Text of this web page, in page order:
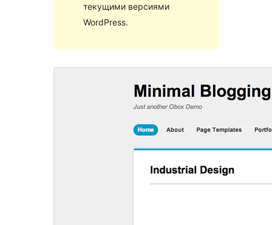
текущими версиями
WordPress.